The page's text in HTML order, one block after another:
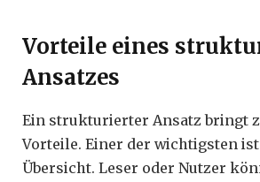
Vorteile eines
Ansatzes
Ein strukturierter Ansatz bringt
Vorteile. Einer der wichtigsten ist
Übersicht. Leser oder Nutzer